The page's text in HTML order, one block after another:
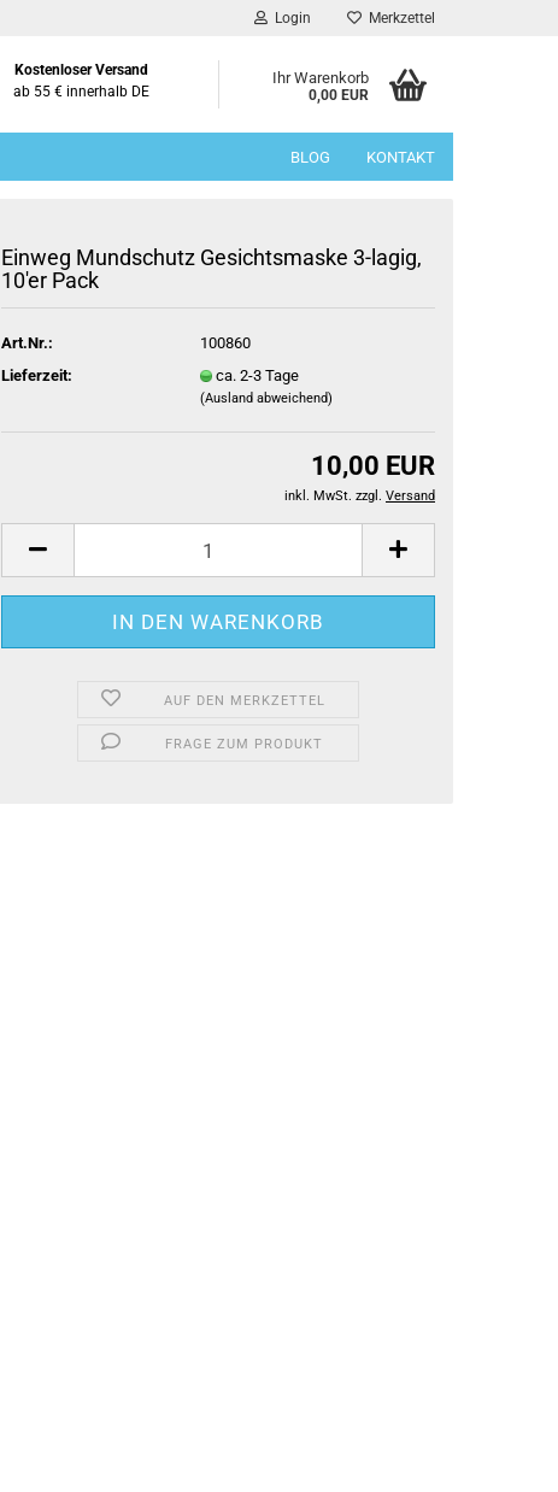
Login Merkzettel
Kostenloser Versand
ab 55 € innerhalb DE
Ihr Warenkorb
0,00 EUR
BLOG KONTAKT
Einweg Mundschutz Gesichtsmaske 3-lagig,
10'er Pack
Art.Nr.:
100860
Lieferzeit:
ca. 2-3 Tage
(Ausland abweichend)
10,00 EUR
inkl. MwSt. zzgl. Versand
AUF DEN MERKZETTEL
FRAGE ZUM PRODUKT